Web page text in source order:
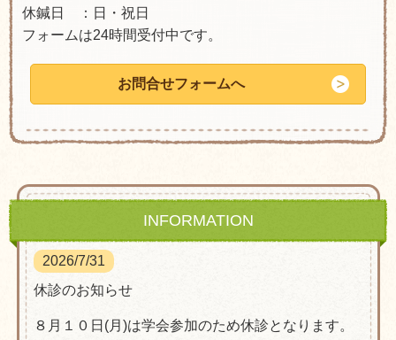
休鍼日 ：日・祝日
フォームは24時間受付中です。
お問合せフォームへ
INFORMATION
2026/7/31
休診のお知らせ
８月１０日(月)は学会参加のため休診となります。